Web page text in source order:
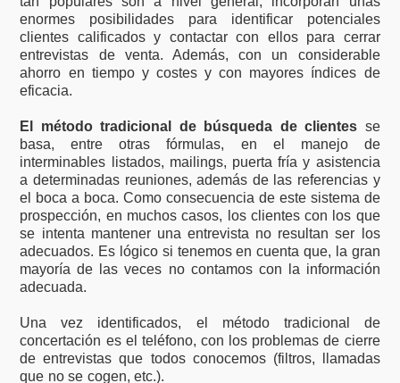
enormes posibilidades para identificar potenciales
clientes calificados y contactar con ellos para cerrar
entrevistas de venta. Además, con un considerable
ahorro en tiempo y costes y con mayores índices de
eficacia.
El método tradicional de búsqueda de clientes se
basa, entre otras fórmulas, en el manejo de
interminables listados, mailings, puerta fría y asistencia
a determinadas reuniones, además de las referencias y
el boca a boca. Como consecuencia de este sistema de
prospección, en muchos casos, los clientes con los que
se intenta mantener una entrevista no resultan ser los
adecuados. Es lógico si tenemos en cuenta que, la gran
mayoría de las veces no contamos con la información
adecuada.
Una vez identificados, el método tradicional de
concertación es el teléfono, con los problemas de cierre
de entrevistas que todos conocemos (filtros, llamadas
que no se cogen, etc.).